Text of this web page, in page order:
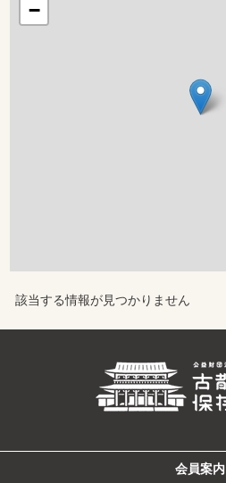
−
該当する情報が見つかりません
会員案内